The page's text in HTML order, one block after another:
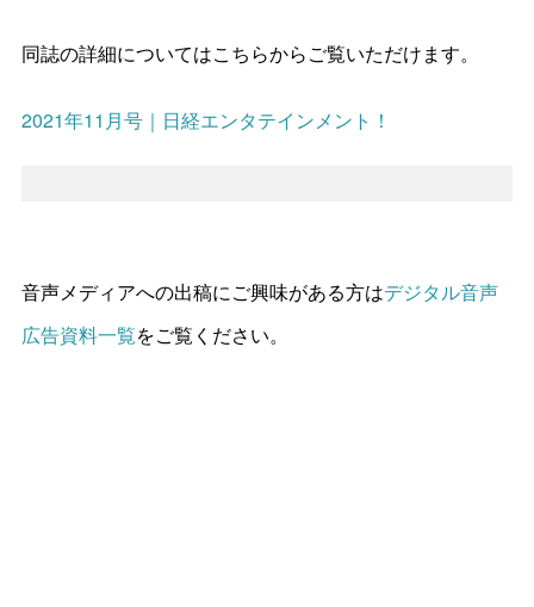
同誌の詳細についてはこちらからご覧いただけます。
2021年11月号｜日経エンタテインメント！
音声メディアへの出稿にご興味がある方はデジタル音声
広告資料一覧をご覧ください。